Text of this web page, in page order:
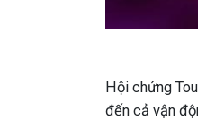
Hội chứng
đến cả vận